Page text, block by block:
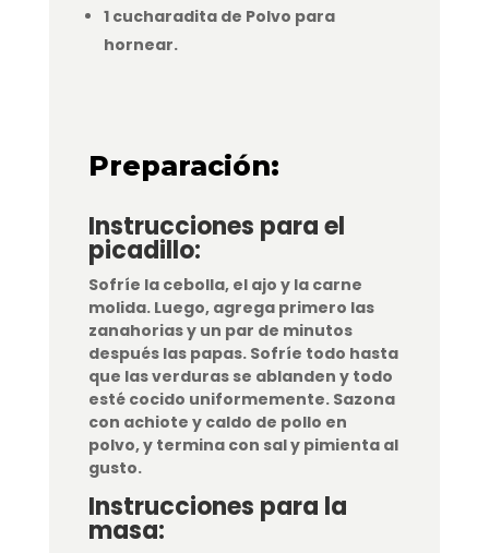
1 cucharadita de Polvo para
hornear.
Preparación:
Instrucciones para el
picadillo:
Sofríe la cebolla, el ajo y la carne
molida. Luego, agrega primero las
zanahorias y un par de minutos
después las papas. Sofríe todo hasta
que las verduras se ablanden y todo
esté cocido uniformemente. Sazona
con achiote y caldo de pollo en
polvo, y termina con sal y pimienta al
gusto.
Instrucciones para la
masa: